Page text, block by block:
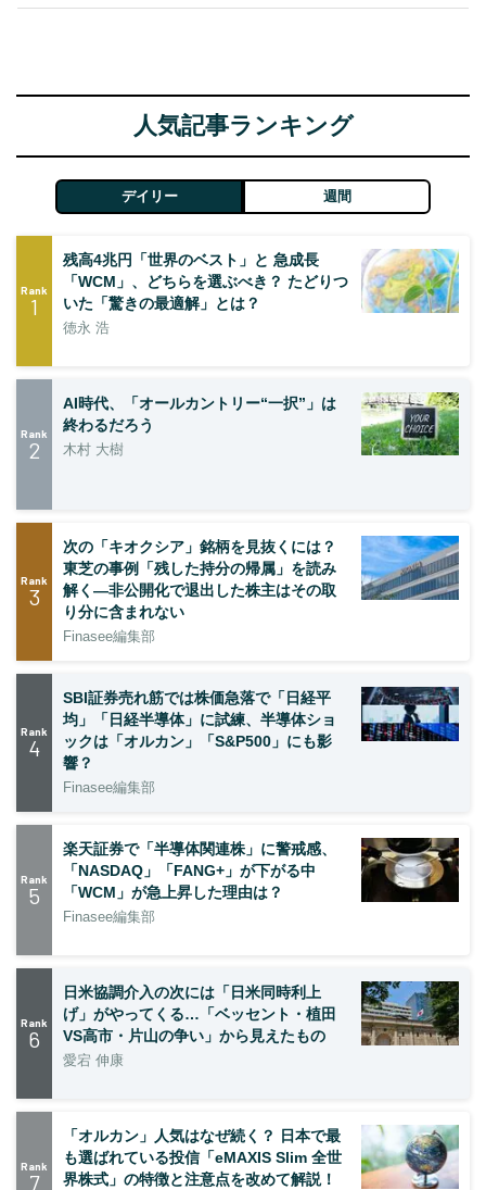
人気記事ランキング
デイリー 週間
Rank
1
残高4兆円「世界のベスト」と 急成長
「WCM」、どちらを選ぶべき？ たどりつ
いた「驚きの最適解」とは？
徳永 浩
Rank
2
AI時代、「オールカントリー“一択”」は
終わるだろう
木村 大樹
Rank
3
次の「キオクシア」銘柄を見抜くには？
東芝の事例「残した持分の帰属」を読み
解く—非公開化で退出した株主はその取
り分に含まれない
Finasee編集部
Rank
4
SBI証券売れ筋では株価急落で「日経平
均」「日経半導体」に試練、半導体ショ
ックは「オルカン」「S&P500」にも影
響？
Finasee編集部
Rank
5
楽天証券で「半導体関連株」に警戒感、
「NASDAQ」「FANG+」が下がる中
「WCM」が急上昇した理由は？
Finasee編集部
Rank
6
日米協調介入の次には「日米同時利上
げ」がやってくる…「ベッセント・植田
VS高市・片山の争い」から見えたもの
愛宕 伸康
Rank
7
「オルカン」人気はなぜ続く？ 日本で最
も選ばれている投信「eMAXIS Slim 全世
界株式」の特徴と注意点を改めて解説！